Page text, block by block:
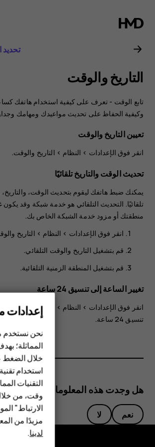
دليل
مستخدم
هاتف
Nokia
4.2
الهواتف الذكية
الهواتف المميزة
HMD Terra M
HMD DUB
HMD Watch
تحديد
التاريخ والوقت
تابع الوقت - تعرف على كيفية استخدام هاتفك
وكيفية الحفاظ على تحديث مواعيدك ومهامك
تعيين التاريخ والوقت
انقر فوق > النظام > التاريخ والوقت.
تحديث الوقت والتاريخ تلقائيًا
يمكنك ضبط هاتفك ليقوم بتحديث الوقت، والتاريخ،
تلقائيًا. التحديث التلقائي هو خدمة شبكة وقد يكون
منطقتك أو مزود خدمة الشبكة الخاص بك.
انقر فوق الإعدادات > النظام > التاريخ
قم بتشغيل التاريخ والوقت التلقائي.
قم بتشغيل المنطقة الزمنية التلقائية.
تغيير الساعة إلى تنسيق 24 ساعة
انقر فوق > النظام > التاريخ والوقت ،
تنسيق 24 ساعة
.
هل وجدت هذه المعلومات مفيدة؟
نعم لا
إعدادات
نحن نستخدم
المماثلة؛
خلال الضغط
استخدام
التقنيات
وقت، من
الارتباط"
مزيدًا من
لدينا.